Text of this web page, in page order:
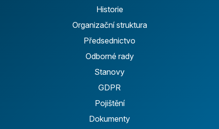
Historie
Organizační struktura
Předsednictvo
Odborné rady
Stanovy
GDPR
Pojištění
Dokumenty